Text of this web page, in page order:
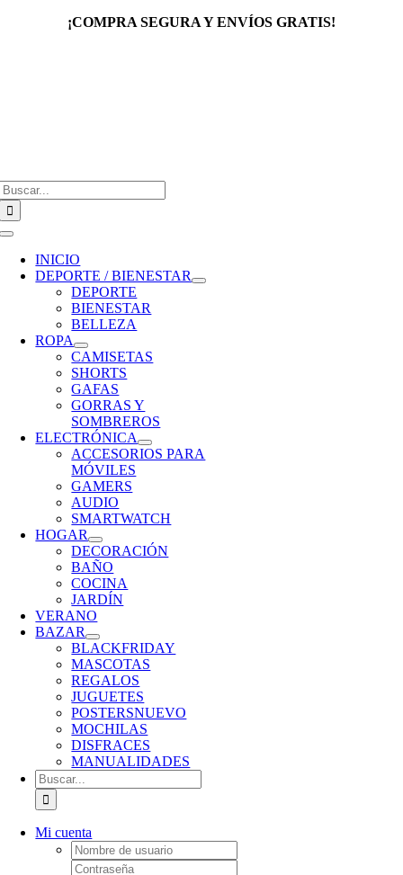
¡COMPRA SEGURA Y ENVÍOS GRATIS!
Toggle
Navigation
INICIO
DEPORTE / BIENESTAR
DEPORTE
BIENESTAR
BELLEZA
ROPA
CAMISETAS
SHORTS
GAFAS
GORRAS Y
SOMBREROS
ELECTRÓNICA
ACCESORIOS PARA
MÓVILES
GAMERS
AUDIO
SMARTWATCH
HOGAR
DECORACIÓN
BAÑO
COCINA
JARDÍN
VERANO
BAZAR
BLACKFRIDAY
MASCOTAS
REGALOS
JUGUETES
POSTERSNUEVO
MOCHILAS
DISFRACES
MANUALIDADES
Buscar:
Mi cuenta
Username:
Password: